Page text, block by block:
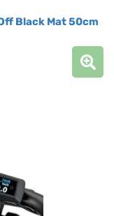
Off Black Mat 50cm